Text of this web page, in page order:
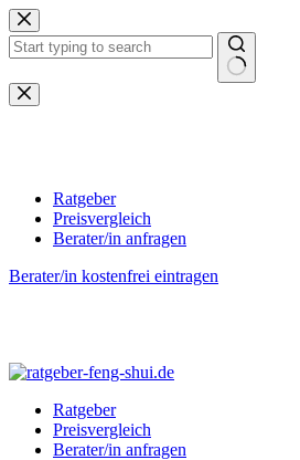
Zum
Inhalt
springen
Keine
Ergebnisse
Ratgeber
Preisvergleich
Berater/in anfragen
Berater/in kostenfrei eintragen
Ratgeber
Preisvergleich
Berater/in anfragen